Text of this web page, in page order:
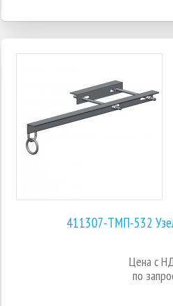
411307-ТМП-532
Цена с
по